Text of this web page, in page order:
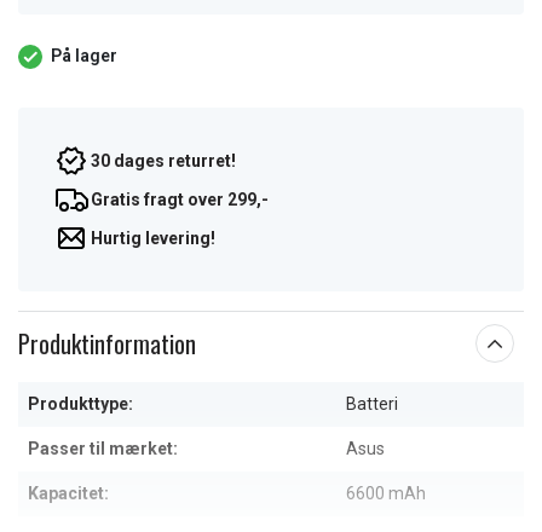
På lager
30 dages returret!
Gratis fragt over 299,-
Hurtig levering!
Produktinformation
Produkttype: Batteri
Passer til mærket: Asus
Kapacitet: 6600 mAh